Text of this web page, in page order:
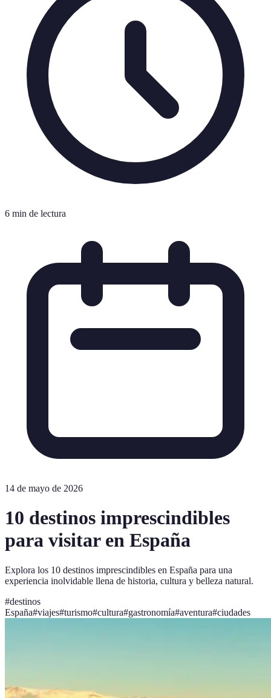
6 min de lectura
14 de mayo de 2026
10 destinos imprescindibles
para visitar en España
Explora los 10 destinos imprescindibles en España para una
experiencia inolvidable llena de historia, cultura y belleza natural.
#destinos
España#viajes#turismo#cultura#gastronomía#aventura#ciudades